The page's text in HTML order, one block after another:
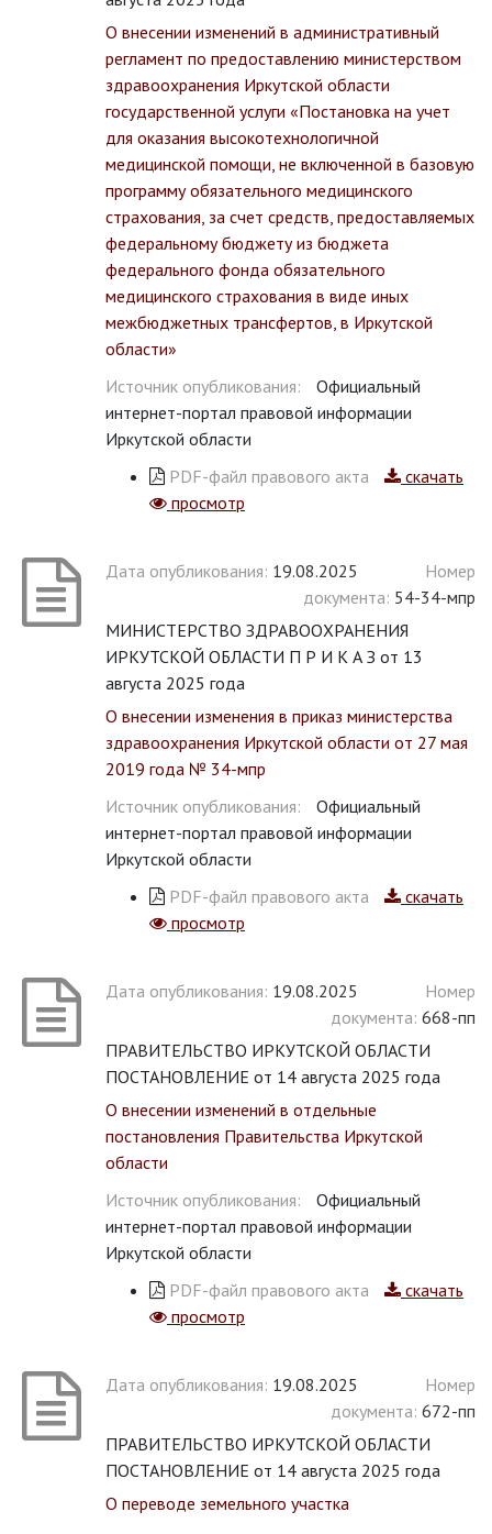
О внесении изменений в административный
регламент по предоставлению министерством
здравоохранения Иркутской области
государственной услуги «Постановка на учет
для оказания высокотехнологичной
медицинской помощи, не включенной в базовую
программу обязательного медицинского
страхования, за счет средств, предоставляемых
федеральному бюджету из бюджета
федерального фонда обязательного
медицинского страхования в виде иных
межбюджетных трансфертов, в Иркутской
области»
Источник опубликования:
Официальный
интернет-портал правовой информации
Иркутской области
PDF-файл правового акта
скачать
просмотр
Дата опубликования: 19.08.2025
Номер
документа: 54-34-мпр
МИНИСТЕРСТВО ЗДРАВООХРАНЕНИЯ
ИРКУТСКОЙ ОБЛАСТИ П Р И К А З от 13
августа 2025 года
О внесении изменения в приказ министерства
здравоохранения Иркутской области от 27 мая
2019 года № 34-мпр
Источник опубликования:
Официальный
интернет-портал правовой информации
Иркутской области
PDF-файл правового акта
скачать
просмотр
Дата опубликования: 19.08.2025
Номер
документа: 668-пп
ПРАВИТЕЛЬСТВО ИРКУТСКОЙ ОБЛАСТИ
ПОСТАНОВЛЕНИЕ от 14 августа 2025 года
О внесении изменений в отдельные
постановления Правительства Иркутской
области
Источник опубликования:
Официальный
интернет-портал правовой информации
Иркутской области
PDF-файл правового акта
скачать
просмотр
Дата опубликования: 19.08.2025
Номер
документа: 672-пп
ПРАВИТЕЛЬСТВО ИРКУТСКОЙ ОБЛАСТИ
ПОСТАНОВЛЕНИЕ от 14 августа 2025 года
О переводе земельного участка